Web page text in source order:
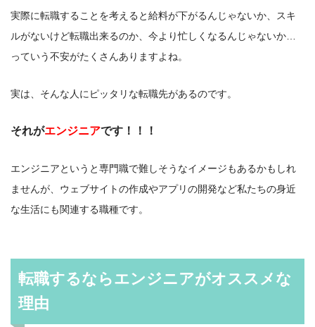
実際に転職することを考えると給料が下がるんじゃないか、スキ
ルがないけど転職出来るのか、今より忙しくなるんじゃないか…
っていう不安がたくさんありますよね。
実は、そんな人にピッタリな転職先があるのです。
それがエンジニアです！！！
エンジニアというと専門職で難しそうなイメージもあるかもしれ
ませんが、ウェブサイトの作成やアプリの開発など私たちの身近
な生活にも関連する職種です。
転職するならエンジニアがオススメな
理由